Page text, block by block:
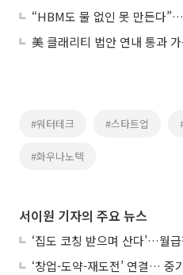
#워터테크 #스타트업
#화우나노텍
서이원 기자의 주요 뉴스